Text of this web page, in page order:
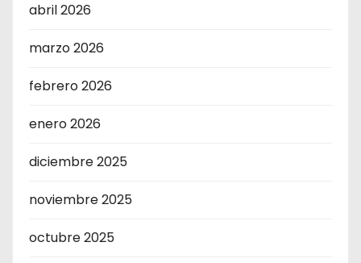
abril 2026
marzo 2026
febrero 2026
enero 2026
diciembre 2025
noviembre 2025
octubre 2025